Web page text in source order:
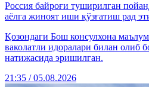
Россия байроғи туширилган
аёлга жиноят иши қўзғатиш рад
Қозондаги Бош консулхона
ваколатли идоралари билан олиб
натижасида эришилган.
21:35 / 05.08.2026